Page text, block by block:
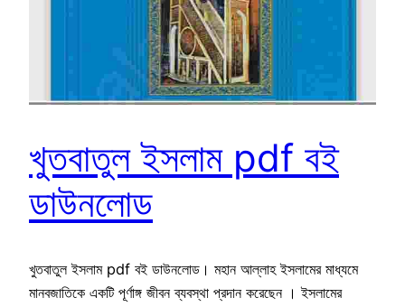
খুতবাতুল ইসলাম pdf বই
ডাউনলোড
খুতবাতুল ইসলাম pdf বই ডাউনলোড। মহান আল্লাহ ইসলামের মাধ্যমে
মানবজাতিকে একটি পূর্ণাঙ্গ জীবন ব্যবস্থা প্রদান করেছেন । ইসলামের